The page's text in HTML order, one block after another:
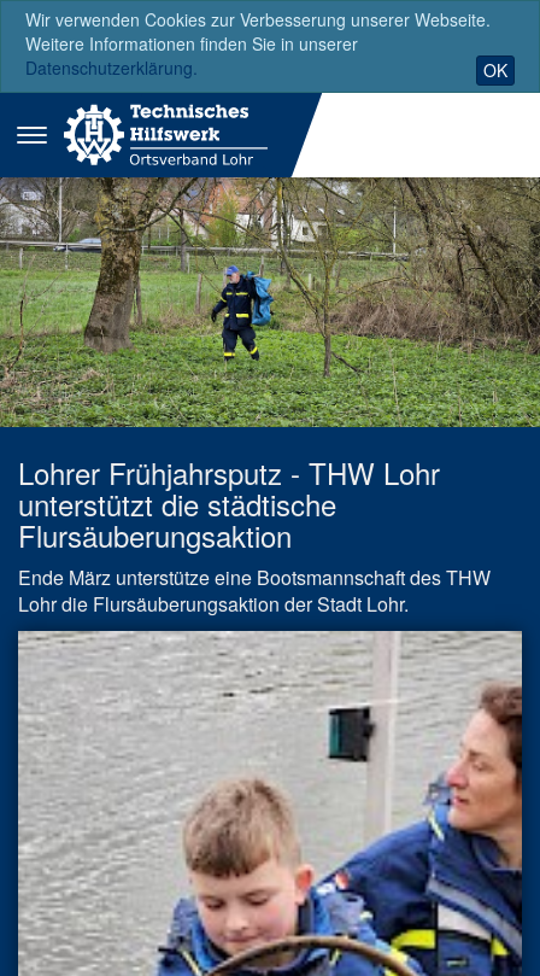
Wir verwenden Cookies zur Verbesserung unserer Webseite.
Weitere Informationen finden Sie in unserer
Datenschutzerklärung.
OK
Menü
ausklappen
Lohrer Frühjahrsputz - THW Lohr
unterstützt die städtische
Flursäuberungsaktion
Ende März unterstütze eine Bootsmannschaft des THW
Lohr die Flursäuberungsaktion der Stadt Lohr.